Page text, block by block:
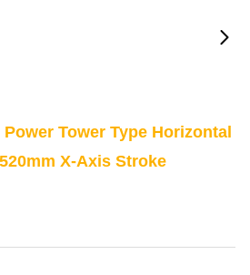
Tower Type Horizontal
X-Axis Stroke